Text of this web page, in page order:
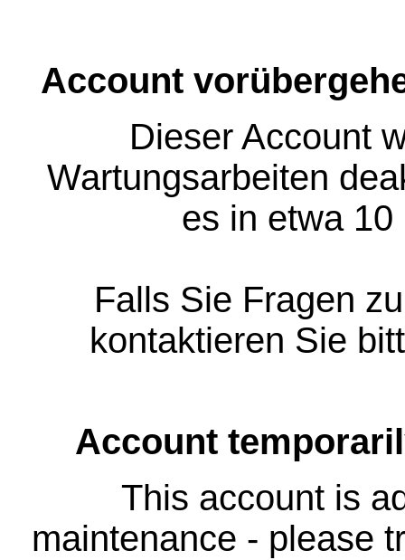
Account
Dieser Account
Wartungsarbeiten
es in etwa
Falls Sie Fragen
kontaktieren Sie
Account
This account is
maintenance - please